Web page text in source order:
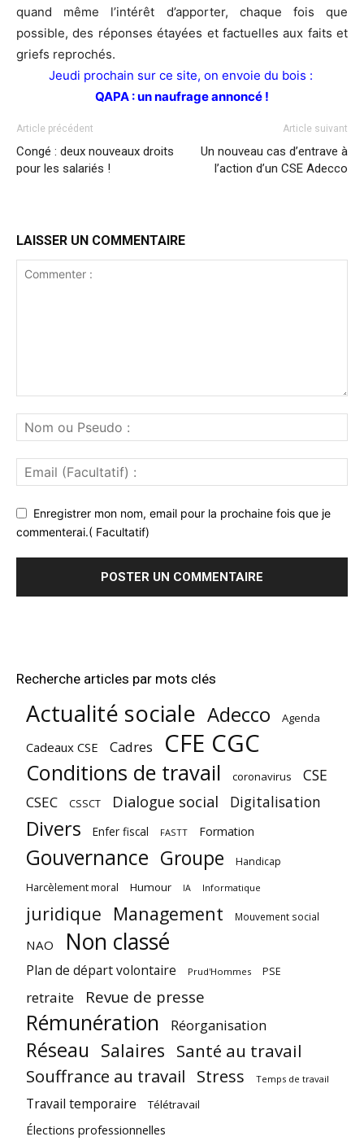
quand même l’intérêt d’apporter, chaque fois que
possible, des réponses étayées et factuelles aux faits et
griefs reprochés.
Jeudi prochain sur ce site, on envoie du bois :
QAPA : un naufrage annoncé !
Article précédent
Congé : deux nouveaux droits
pour les salariés !
Article suivant
Un nouveau cas d’entrave à
l’action d’un CSE Adecco
LAISSER UN COMMENTAIRE
Enregistrer mon nom, email pour la prochaine fois que je
commenterai.( Facultatif)
Recherche articles par mots clés
Actualité sociale Adecco Agenda
Cadeaux CSE Cadres CFE CGC
Conditions de travail coronavirus CSE
CSEC CSSCT Dialogue social Digitalisation
Divers Enfer fiscal FASTT Formation
Gouvernance Groupe Handicap
Harcèlement moral Humour IA Informatique
juridique Management Mouvement social
NAO Non classé
Plan de départ volontaire Prud'Hommes PSE
retraite Revue de presse
Rémunération Réorganisation
Réseau Salaires Santé au travail
Souffrance au travail Stress Temps de travail
Travail temporaire Télétravail
Élections professionnelles